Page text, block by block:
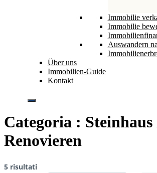
Immobilie
Immobilie
Auswandern
Über uns
Immobilien-Guide
Kontakt
Categoria :
Renovieren
5 risultati